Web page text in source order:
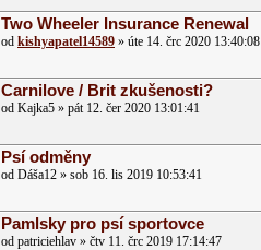
Two Wheeler Insurance Renewal
od kishyapatel14589 » úte 14. črc 2020 13:40:08
Carnilove / Brit zkušenosti?
od Kajka5 » pát 12. čer 2020 13:01:41
Psí odměny
od Dáša12 » sob 16. lis 2019 10:53:41
Pamlsky pro psí sportovce
od patriciehlav » čtv 11. črc 2019 17:14:47